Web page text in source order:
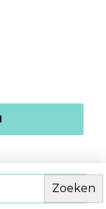
Zoeken